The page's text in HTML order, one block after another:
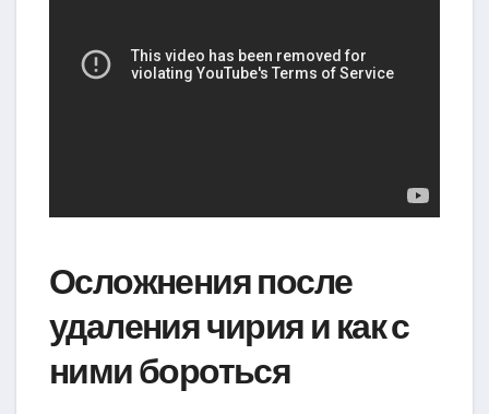
Осложнения после
удаления чирия и как с
ними бороться